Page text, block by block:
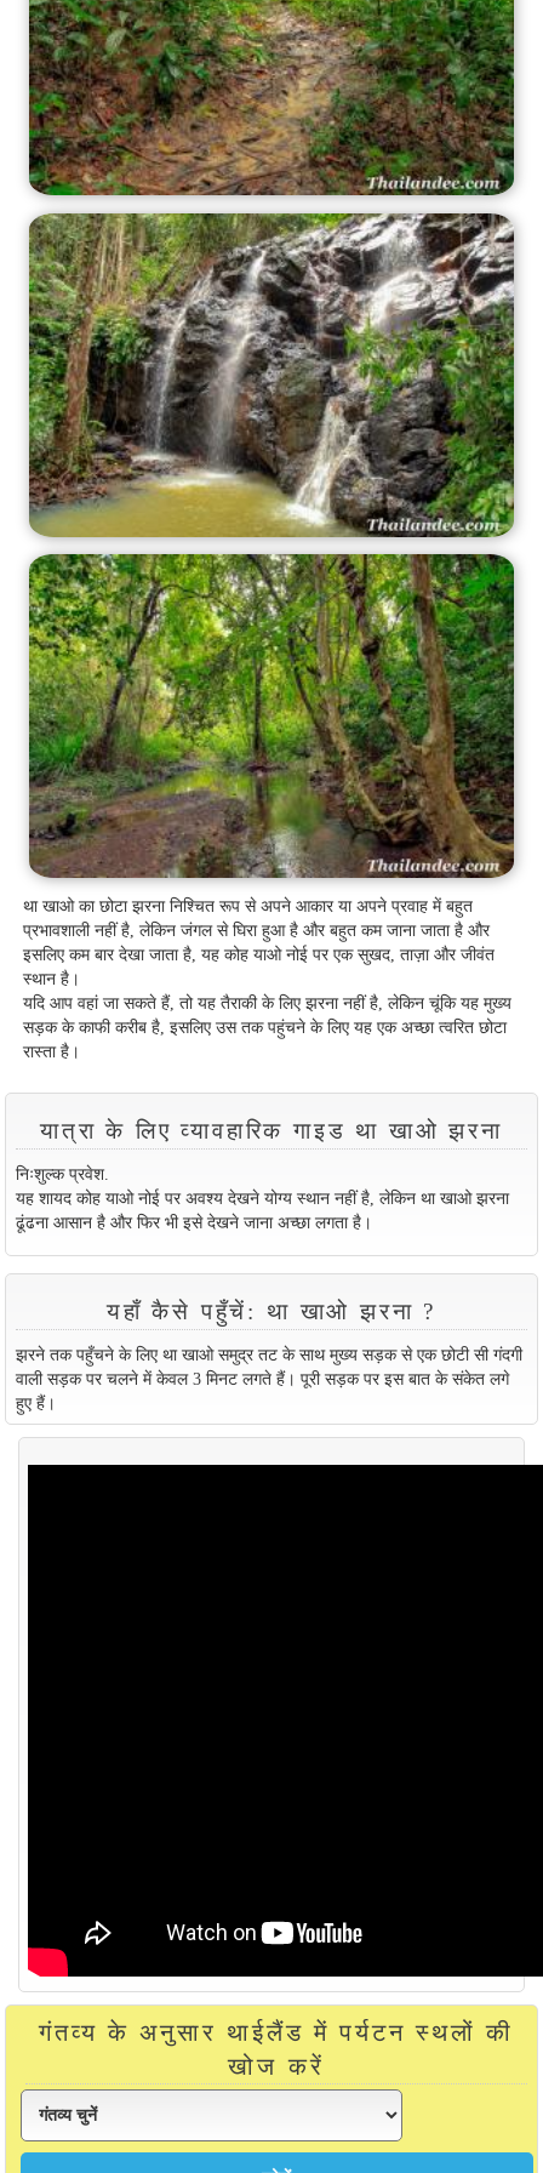
था खाओ का छोटा झरना निश्चित रूप से अपने आकार या अपने प्रवाह में बहुत
प्रभावशाली नहीं है, लेकिन जंगल से घिरा हुआ है और बहुत कम जाना जाता है और
इसलिए कम बार देखा जाता है, यह कोह याओ नोई पर एक सुखद, ताज़ा और जीवंत
स्थान है।
यदि आप वहां जा सकते हैं, तो यह तैराकी के लिए झरना नहीं है, लेकिन चूंकि यह मुख्य
सड़क के काफी करीब है, इसलिए उस तक पहुंचने के लिए यह एक अच्छा त्वरित छोटा
रास्ता है।
यात्रा के लिए व्यावहारिक गाइड था खाओ झरना
निःशुल्क प्रवेश.
यह शायद कोह याओ नोई पर अवश्य देखने योग्य स्थान नहीं है, लेकिन था खाओ झरना
ढूंढना आसान है और फिर भी इसे देखने जाना अच्छा लगता है।
यहाँ कैसे पहुँचें: था खाओ झरना ?
झरने तक पहुँचने के लिए था खाओ समुद्र तट के साथ मुख्य सड़क से एक छोटी सी गंदगी
वाली सड़क पर चलने में केवल 3 मिनट लगते हैं। पूरी सड़क पर इस बात के संकेत लगे
हुए हैं।
गंतव्य के अनुसार थाईलैंड में पर्यटन स्थलों की
खोज करें